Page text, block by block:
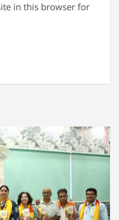
in this browser for